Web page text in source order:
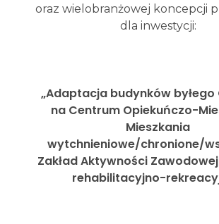
oraz wielobranżowej koncepcji
dla inwestycji:
„Adaptacja budynków byłego
na Centrum Opiekuńczo-
Mieszkania
wytchnieniowe/chronione/
Zakład Aktywności
rehabilitacyjno-